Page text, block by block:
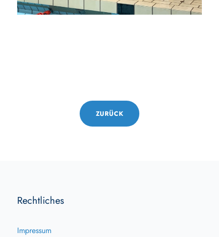
ZURÜCK
Rechtliches
Impressum